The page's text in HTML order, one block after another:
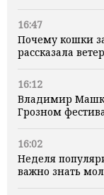
16:47
Почему кошки
рассказала
16:12
Владимир
Грозном
16:02
Неделя
важно знать